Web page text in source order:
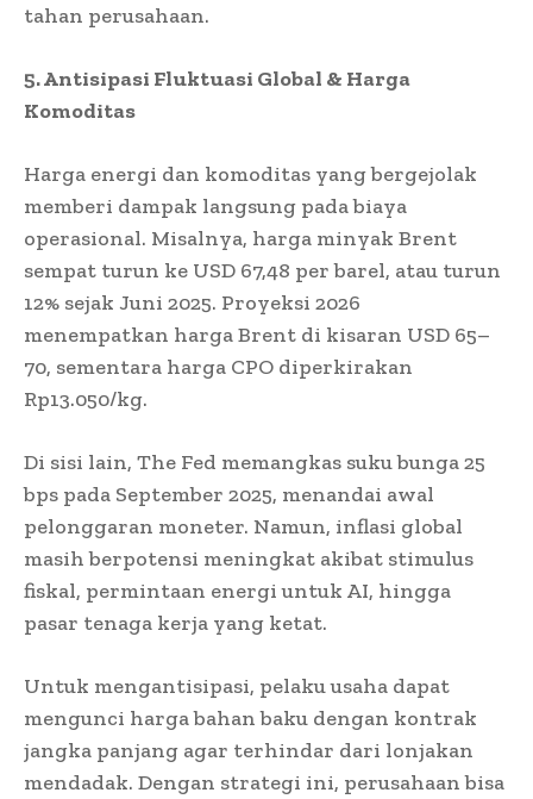
tahan perusahaan.
5. Antisipasi Fluktuasi Global & Harga
Komoditas
Harga energi dan komoditas yang bergejolak
memberi dampak langsung pada biaya
operasional. Misalnya, harga minyak Brent
sempat turun ke USD 67,48 per barel, atau turun
12% sejak Juni 2025. Proyeksi 2026
menempatkan harga Brent di kisaran USD 65–
70, sementara harga CPO diperkirakan
Rp13.050/kg.
Di sisi lain, The Fed memangkas suku bunga 25
bps pada September 2025, menandai awal
pelonggaran moneter. Namun, inflasi global
masih berpotensi meningkat akibat stimulus
fiskal, permintaan energi untuk AI, hingga
pasar tenaga kerja yang ketat.
Untuk mengantisipasi, pelaku usaha dapat
mengunci harga bahan baku dengan kontrak
jangka panjang agar terhindar dari lonjakan
mendadak. Dengan strategi ini, perusahaan bisa